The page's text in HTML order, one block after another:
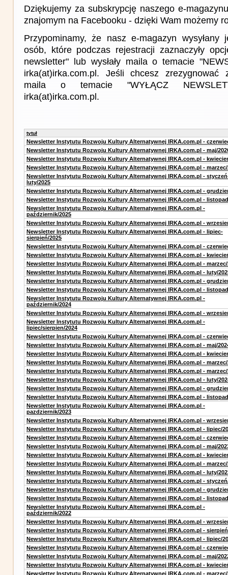
Dziękujemy za subskrypcję naszego e-
znajomym na Facebooku - dzięki Wam możemy
Przypominamy, że nasz e-magazyn
osób, które podczas rejestracji zaznaczyły
newsletter" lub wysłały maila o temacie
irka(at)irka.com.pl. Jeśli chcesz zrezygnować
maila o temacie "WYŁĄCZ
irka(at)irka.com.pl.
tytuł
Newsletter Instytutu Rozwoju Kultury Alternatywnej IRKA.com.pl -
Newsletter Instytutu Rozwoju Kultury Alternatywnej IRKA.com.pl - maj/
Newsletter Instytutu Rozwoju Kultury Alternatywnej IRKA.com.pl -
Newsletter Instytutu Rozwoju Kultury Alternatywnej IRKA.com.pl - marzec/
Newsletter Instytutu Rozwoju Kultury Alternatywnej IRKA.com.pl -
luty/2025
Newsletter Instytutu Rozwoju Kultury Alternatywnej IRKA.com.pl -
Newsletter Instytutu Rozwoju Kultury Alternatywnej IRKA.com.pl -
Newsletter Instytutu Rozwoju Kultury Alternatywnej IRKA.com.pl -
październik/2025
Newsletter Instytutu Rozwoju Kultury Alternatywnej IRKA.com.pl -
Newsletter Instytutu Rozwoju Kultury Alternatywnej IRKA.com.pl - lipiec-
sierpień/2025
Newsletter Instytutu Rozwoju Kultury Alternatywnej IRKA.com.pl -
Newsletter Instytutu Rozwoju Kultury Alternatywnej IRKA.com.pl -
Newsletter Instytutu Rozwoju Kultury Alternatywnej IRKA.com.pl - marzec/
Newsletter Instytutu Rozwoju Kultury Alternatywnej IRKA.com.pl - luty/
Newsletter Instytutu Rozwoju Kultury Alternatywnej IRKA.com.pl -
Newsletter Instytutu Rozwoju Kultury Alternatywnej IRKA.com.pl -
Newsletter Instytutu Rozwoju Kultury Alternatywnej IRKA.com.pl -
październik/2024
Newsletter Instytutu Rozwoju Kultury Alternatywnej IRKA.com.pl -
Newsletter Instytutu Rozwoju Kultury Alternatywnej IRKA.com.pl -
lipiec/sierpien/2024
Newsletter Instytutu Rozwoju Kultury Alternatywnej IRKA.com.pl -
Newsletter Instytutu Rozwoju Kultury Alternatywnej IRKA.com.pl - maj/
Newsletter Instytutu Rozwoju Kultury Alternatywnej IRKA.com.pl -
Newsletter Instytutu Rozwoju Kultury Alternatywnej IRKA.com.pl - marzec/
Newsletter Instytutu Rozwoju Kultury Alternatywnej IRKA.com.pl - marzec/
Newsletter Instytutu Rozwoju Kultury Alternatywnej IRKA.com.pl - luty/
Newsletter Instytutu Rozwoju Kultury Alternatywnej IRKA.com.pl -
Newsletter Instytutu Rozwoju Kultury Alternatywnej IRKA.com.pl -
Newsletter Instytutu Rozwoju Kultury Alternatywnej IRKA.com.pl -
pazdziernik/2023
Newsletter Instytutu Rozwoju Kultury Alternatywnej IRKA.com.pl -
Newsletter Instytutu Rozwoju Kultury Alternatywnej IRKA.com.pl - lipiec/
Newsletter Instytutu Rozwoju Kultury Alternatywnej IRKA.com.pl -
Newsletter Instytutu Rozwoju Kultury Alternatywnej IRKA.com.pl - maj/
Newsletter Instytutu Rozwoju Kultury Alternatywnej IRKA.com.pl -
Newsletter Instytutu Rozwoju Kultury Alternatywnej IRKA.com.pl - marzec/
Newsletter Instytutu Rozwoju Kultury Alternatywnej IRKA.com.pl - luty/
Newsletter Instytutu Rozwoju Kultury Alternatywnej IRKA.com.pl -
Newsletter Instytutu Rozwoju Kultury Alternatywnej IRKA.com.pl -
Newsletter Instytutu Rozwoju Kultury Alternatywnej IRKA.com.pl -
Newsletter Instytutu Rozwoju Kultury Alternatywnej IRKA.com.pl -
październik/2022
Newsletter Instytutu Rozwoju Kultury Alternatywnej IRKA.com.pl -
Newsletter Instytutu Rozwoju Kultury Alternatywnej IRKA.com.pl -
Newsletter Instytutu Rozwoju Kultury Alternatywnej IRKA.com.pl - lipiec/
Newsletter Instytutu Rozwoju Kultury Alternatywnej IRKA.com.pl -
Newsletter Instytutu Rozwoju Kultury Alternatywnej IRKA.com.pl - maj/
Newsletter Instytutu Rozwoju Kultury Alternatywnej IRKA.com.pl -
Newsletter Instytutu Rozwoju Kultury Alternatywnej IRKA.com.pl - marzec/